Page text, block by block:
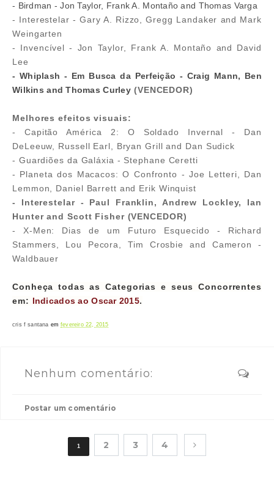
- Birdman - Jon Taylor, Frank A. Montaño and Thomas Varga
- Interestelar - Gary A. Rizzo, Gregg Landaker and Mark
Weingarten
- Invencível - Jon Taylor, Frank A. Montaño and David
Lee
- Whiplash - Em Busca da Perfeição - Craig Mann, Ben
Wilkins and Thomas Curley (VENCEDOR)
Melhores efeitos visuais:
- Capitão América 2: O Soldado Invernal - Dan
DeLeeuw, Russell Earl, Bryan Grill and Dan Sudick
- Guardiões da Galáxia - Stephane Ceretti
- Planeta dos Macacos: O Confronto - Joe Letteri, Dan
Lemmon, Daniel Barrett and Erik Winquist
- Interestelar - Paul Franklin, Andrew Lockley, Ian
Hunter and Scott Fisher (VENCEDOR)
- X-Men: Dias de um Futuro Esquecido - Richard
Stammers, Lou Pecora, Tim Crosbie and Cameron -
Waldbauer
Conheça todas as Categorias e seus Concorrentes
em: Indicados ao Oscar 2015.
cris f santana emfevereiro 22, 2015
Nenhum comentário:
Postar um comentário
1 2 3 4